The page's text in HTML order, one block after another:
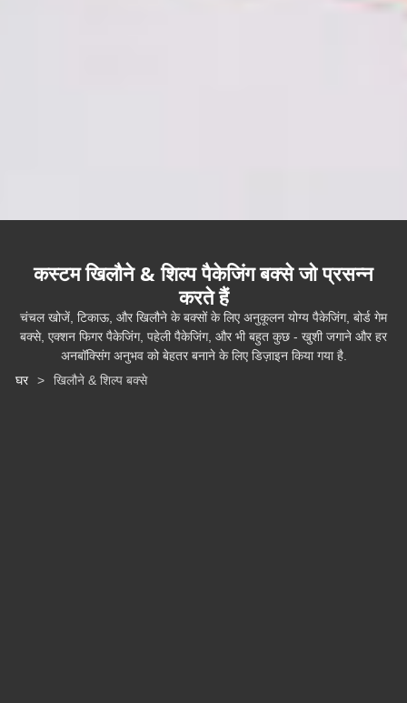
कस्टम खिलौने & शिल्प पैकेजिंग बक्से जो प्रसन्न
करते हैं
चंचल खोजें, टिकाऊ, और खिलौने के बक्सों के लिए अनुकूलन योग्य पैकेजिंग, बोर्ड गेम
बक्से, एक्शन फिगर पैकेजिंग, पहेली पैकेजिंग, और भी बहुत कुछ - खुशी जगाने और हर
अनबॉक्सिंग अनुभव को बेहतर बनाने के लिए डिज़ाइन किया गया है.
घर
> खिलौने & शिल्प बक्से